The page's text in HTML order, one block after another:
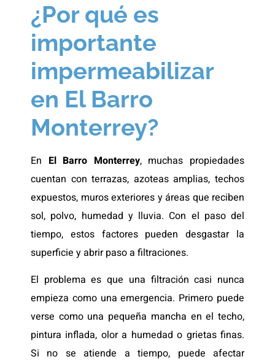
¿Por qué es
importante
impermeabilizar
en El Barro
Monterrey?
En El Barro Monterrey, muchas propiedades
cuentan con terrazas, azoteas amplias, techos
expuestos, muros exteriores y áreas que reciben
sol, polvo, humedad y lluvia. Con el paso del
tiempo, estos factores pueden desgastar la
superficie y abrir paso a filtraciones.
El problema es que una filtración casi nunca
empieza como una emergencia. Primero puede
verse como una pequeña mancha en el techo,
pintura inflada, olor a humedad o grietas finas.
Si no se atiende a tiempo, puede afectar